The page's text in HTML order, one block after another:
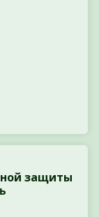
защиты